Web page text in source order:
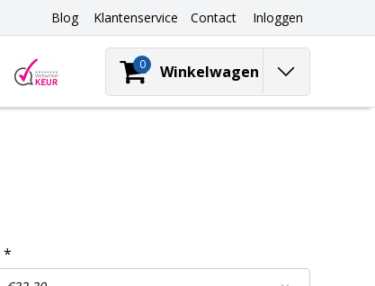
Blog Klantenservice Contact Inloggen
0 Winkelwagen
*